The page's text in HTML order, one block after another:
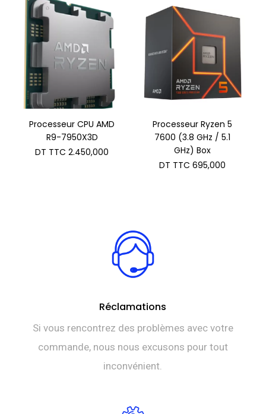
TTC 1.849,000.
DT
TTC 1.809,000.
Processeur CPU AMD
R9-7950X3D
DT TTC 2.450,000
Processeur Ryzen 5
7600 (3.8 GHz / 5.1
GHz) Box
DT TTC 695,000
Réclamations
Si vous rencontrez des problèmes avec votre
commande, nous nous excusons pour tout
inconvénient.